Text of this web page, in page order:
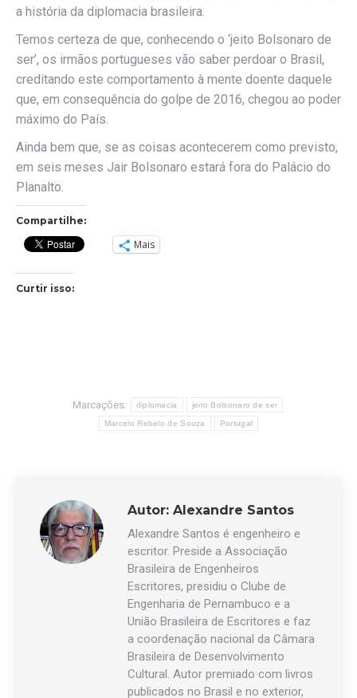
a história da diplomacia brasileira.
Temos certeza de que, conhecendo o ‘jeito Bolsonaro de
ser’, os irmãos portugueses vão saber perdoar o Brasil,
creditando este comportamento à mente doente daquele
que, em consequência do golpe de 2016, chegou ao poder
máximo do País.
Ainda bem que, se as coisas acontecerem como previsto,
em seis meses Jair Bolsonaro estará fora do Palácio do
Planalto.
Compartilhe:
Mais
Curtir isso:
Marcações: diplomacia jeito Bolsonaro de ser
Marcelo Rebelo de Souza Portugal
Autor: Alexandre Santos
Alexandre Santos é engenheiro e
escritor. Preside a Associação
Brasileira de Engenheiros
Escritores, presidiu o Clube de
Engenharia de Pernambuco e a
União Brasileira de Escritores e faz
a coordenação nacional da Câmara
Brasileira de Desenvolvimento
Cultural. Autor premiado com livros
publicados no Brasil e no exterior,